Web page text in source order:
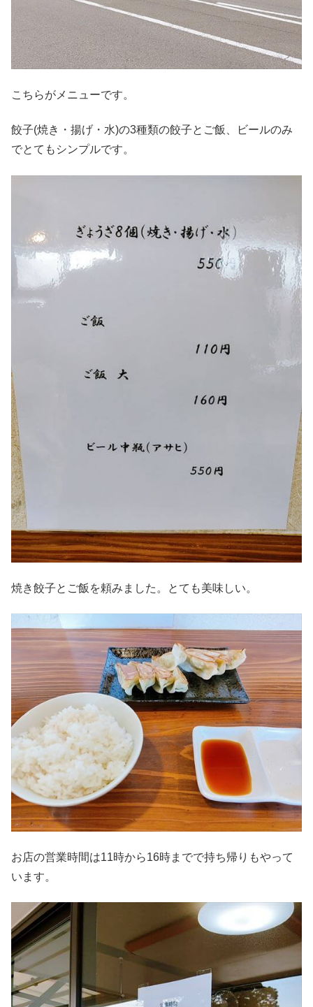
こちらがメニューです。
餃子(焼き・揚げ・水)の3種類の餃子とご飯、ビールのみ
でとてもシンプルです。
焼き餃子とご飯を頼みました。とても美味しい。
お店の営業時間は11時から16時までで持ち帰りもやって
います。